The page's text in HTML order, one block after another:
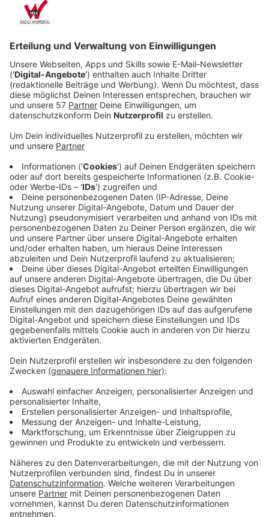
Auslandsreise-Krankenversicherung
Anzeige
Die Auslandsreisekrankenversicherung ist in unserer
gesetzlichen Krankenversicherung nicht drin. Und mit
der wird auch nur ein Teil der Kosten erstattet.
Deswegen ist laut Elke Weidenbach von der
Verbraucherzentrale NRW eine
Auslandsreisekrankenversicherung wichtig. Die
übernimmt nicht nur Teile oder sogar die gesamten
Arztkosten sondern auch den Rücktransport aus dem
Urlaubsort. Sie kostet bei manchen Anbietern nur
knappe zehn Euro im Jahr. Trotzdem sollte man auch
immer einen Blick in die Vertragsdetails werfen.
Anzeige
Anzeige
Ob sich eine Reiserücktrittversicherung lohnt, ist von
der Situation abhängig: Ist man mit Kindern oder
älteren Personen unterwegs, die eventuell krank
bei teuren Reisen macht sie Sinn, da Reiseanbieter
schon einmal, bei einer Absage kurz vor Reiseantritt,
Stornokosten von bis zu 100 Prozent verlangen. Auch
hier sollte man aber auch besonders in die Verträge